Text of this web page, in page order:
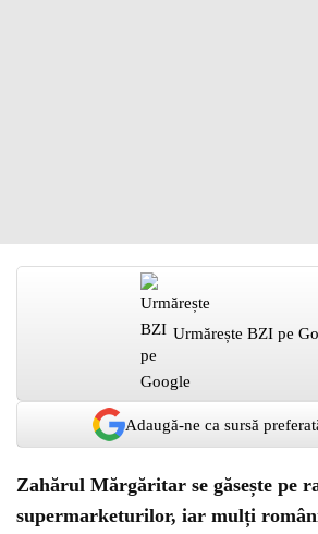
Urmărește BZI pe
Adaugă-ne ca sursă
Zahărul Mărgăritar se găsește pe
supermarketurilor, iar mulți